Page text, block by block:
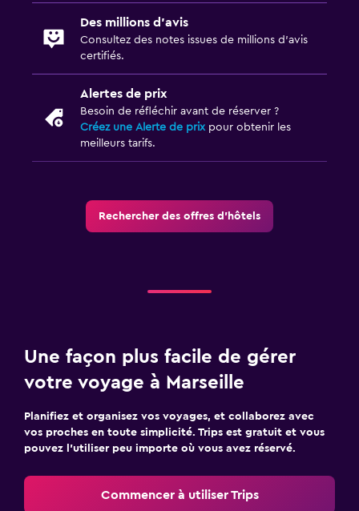
Des millions d’avis
Consultez des notes issues de millions d’avis
certifiés.
Alertes de prix
Besoin de réfléchir avant de réserver ?
Créez une Alerte de prix pour obtenir les
meilleurs tarifs.
Rechercher des offres d’hôtels
Une façon plus facile de gérer
votre voyage à Marseille
Planifiez et organisez vos voyages, et collaborez avec
vos proches en toute simplicité. Trips est gratuit et vous
pouvez l’utiliser peu importe où vous avez réservé.
Commencer à utiliser Trips